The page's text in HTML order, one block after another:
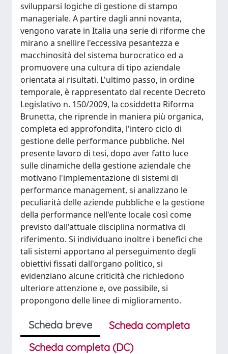
svilupparsi logiche di gestione di stampo
manageriale. A partire dagli anni novanta,
vengono varate in Italia una serie di riforme che
mirano a snellire l'eccessiva pesantezza e
macchinosità del sistema burocratico ed a
promuovere una cultura di tipo aziendale
orientata ai risultati. L'ultimo passo, in ordine
temporale, è rappresentato dal recente Decreto
Legislativo n. 150/2009, la cosiddetta Riforma
Brunetta, che riprende in maniera più organica,
completa ed approfondita, l'intero ciclo di
gestione delle performance pubbliche. Nel
presente lavoro di tesi, dopo aver fatto luce
sulle dinamiche della gestione aziendale che
motivano l'implementazione di sistemi di
performance management, si analizzano le
peculiarità delle aziende pubbliche e la gestione
della performance nell'ente locale così come
previsto dall'attuale disciplina normativa di
riferimento. Si individuano inoltre i benefici che
tali sistemi apportano al perseguimento degli
obiettivi fissati dall'organo politico, si
evidenziano alcune criticità che richiedono
ulteriore attenzione e, ove possibile, si
propongono delle linee di miglioramento.
Scheda breve
Scheda completa
Scheda completa (DC)